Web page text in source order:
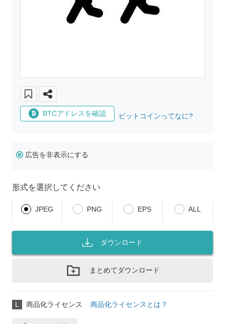
BTCアドレスを確認 ビットコインってなに?
広告を非表示にする
形式を選択してください
JPEG PNG EPS ALL
ダウンロード
まとめてダウンロード
L 商品化ライセンス 商品化ライセンスとは？